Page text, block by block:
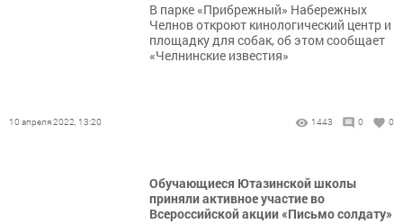
В парке «Прибрежный» Набережных
Челнов откроют кинологический центр и
площадку для собак, об этом сообщает
«Челнинские известия»
10 апреля 2022, 13:20 1443 0 0
Обучающиеся Ютазинской школы
приняли активное участие во
Всероссийской акции «Письмо солдату»